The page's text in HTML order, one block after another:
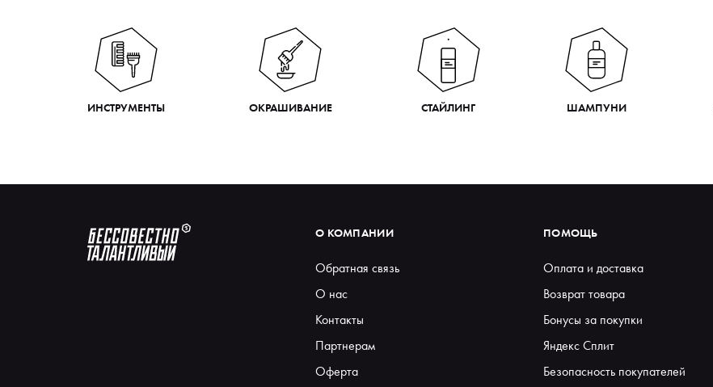
ИНСТРУМЕНТЫ ОКРАШИВАНИЕ СТАЙЛИНГ ШАМПУНИ
О КОМПАНИИ
Обратная связь
О нас
Контакты
Партнерам
Оферта
ПОМОЩЬ
Оплата и доставка
Возврат товара
Бонусы за покупки
Яндекс Сплит
Безопасность покупателей